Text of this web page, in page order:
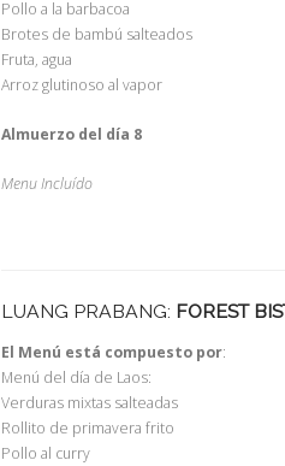
Pollo a la barbacoa
Brotes de bambú salteados
Fruta, agua
Arroz glutinoso al vapor
Almuerzo del día 8
Menu Incluído
LUANG PRABANG: FOREST
El Menú está compuesto por:
Menú del día de Laos:
Verduras mixtas salteadas
Rollito de primavera frito
Pollo al curry